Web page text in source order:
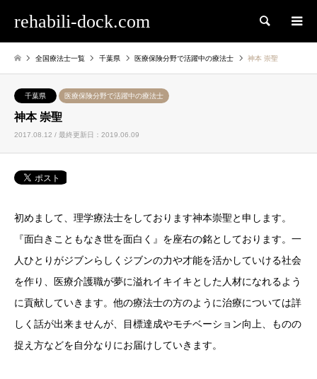
rehabili-dock.com 検索
全国療法士一覧 千葉県 医療保険分野で活躍中の療法士 神本 崇聖
千葉県 医療保険分野で活躍中の療法士
神本 崇聖
2017.08.12 / 最終更新日：2019.06.09
初めまして、理学療法士をしております神本崇聖と申します。
『面白きこともなき世を面白く』を座右の銘としております。一
人ひとりがジブンらしくジブンの力や才能を活かしていける社会
を作り、医療介護職が夢に溢れイキイキとした人材になれるよう
に貢献していきます。他の療法士の方のように治療については詳
しく話が出来ませんが、目標達成やモチベーション向上、ものの
捉え方などを自分なりにお届けしていきます。